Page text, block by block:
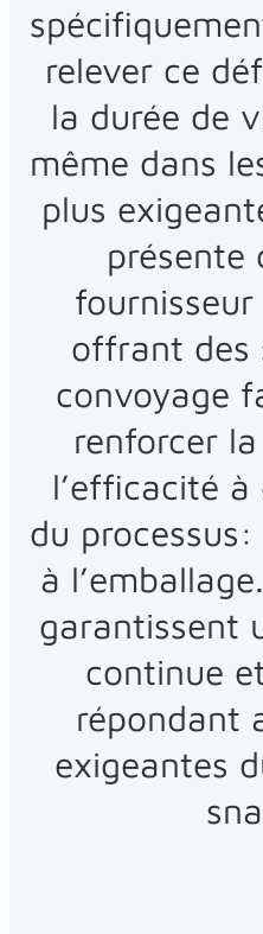
relever ce
la durée de
même dans
plus
présente
offrant des
convoyage
renforcer
l’efficacité
du
à
garantissent
continue
répondant
exigeantes